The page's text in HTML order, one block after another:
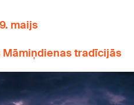
maijs
Māmiņdienas tradīcijās